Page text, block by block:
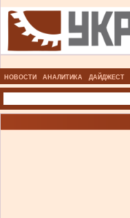
НОВОСТИ АНАЛИТИКА ДАЙДЖЕСТ